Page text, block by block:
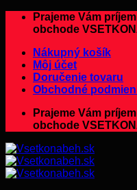
PreskočiťPrajeme Vám
obchode
Nákupný košík
Môj účet
Doručenie tovaru
Obchodné
Prajeme Vám
obchode